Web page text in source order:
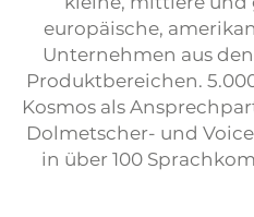
europäische,
Unternehmen aus
Produktbereichen.
Kosmos als
Dolmetscher- und
in über 100